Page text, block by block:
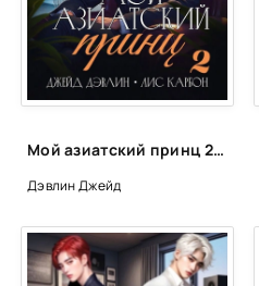
Глава 24
Глава 25
Глава 30
Глава 31
Мой азиатский принц 2 - Джейд Дэвлин, Карбон Лис
Дэвлин Джейд